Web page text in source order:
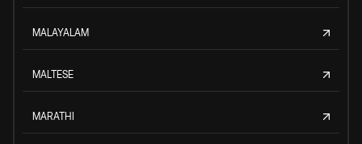
MALAYALAM
MALTESE
MARATHI